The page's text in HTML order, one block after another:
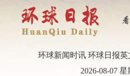
环球新闻时讯 环球日报英
2026-08-07 星